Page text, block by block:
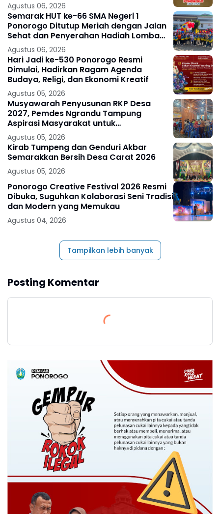
Agustus 06, 2026
Semarak HUT ke-66 SMA Negeri 1
Ponorogo Ditutup Meriah dengan Jalan
Sehat dan Penyerahan Hadiah Lomba
Ponorogo – Puncak peringatan Hari
Ulang
Agustus 06, 2026
Hari Jadi ke-530 Ponorogo Resmi
Dimulai, Hadirkan Ragam Agenda
Budaya, Religi, dan Ekonomi Kreatif
Agustus 05, 2026
Musyawarah Penyusunan RKP Desa
2027, Pemdes Ngrandu Tampung
Aspirasi Masyarakat untuk
Pembangunan Berkelanjutan
Agustus 05, 2026
Kirab Tumpeng dan Genduri Akbar
Semarakkan Bersih Desa Carat 2026
Agustus 05, 2026
Ponorogo Creative Festival 2026 Resmi
Dibuka, Suguhkan Kolaborasi Seni Tradisi
dan Modern yang Memukau
Agustus 04, 2026
Tampilkan lebih banyak
Posting Komentar